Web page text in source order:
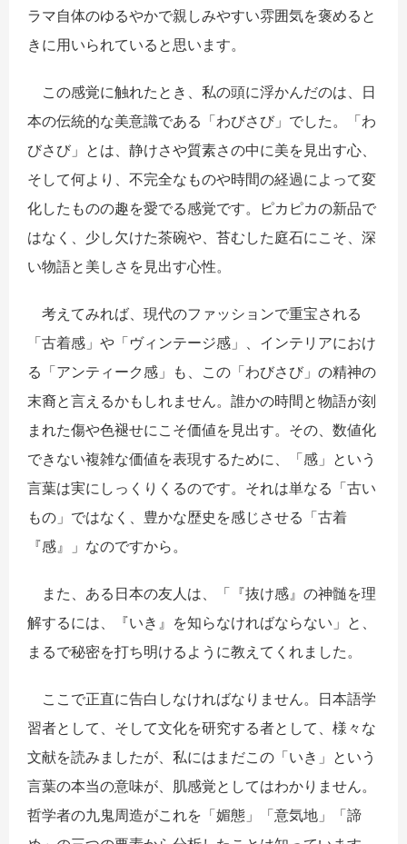
ラマ自体のゆるやかで親しみやすい雰囲気を褒めると
きに用いられていると思います。
この感覚に触れたとき、私の頭に浮かんだのは、日
本の伝統的な美意識である「わびさび」でした。「わ
びさび」とは、静けさや質素さの中に美を見出す心、
そして何より、不完全なものや時間の経過によって変
化したものの趣を愛でる感覚です。ピカピカの新品で
はなく、少し欠けた茶碗や、苔むした庭石にこそ、深
い物語と美しさを見出す心性。
考えてみれば、現代のファッションで重宝される
「古着感」や「ヴィンテージ感」、インテリアにおけ
る「アンティーク感」も、この「わびさび」の精神の
末裔と言えるかもしれません。誰かの時間と物語が刻
まれた傷や色褪せにこそ価値を見出す。その、数値化
できない複雑な価値を表現するために、「感」という
言葉は実にしっくりくるのです。それは単なる「古い
もの」ではなく、豊かな歴史を感じさせる「古着
『感』」なのですから。
また、ある日本の友人は、「『抜け感』の神髄を理
解するには、『いき』を知らなければならない」と、
まるで秘密を打ち明けるように教えてくれました。
ここで正直に告白しなければなりません。日本語学
習者として、そして文化を研究する者として、様々な
文献を読みましたが、私にはまだこの「いき」という
言葉の本当の意味が、肌感覚としてはわかりません。
哲学者の九鬼周造がこれを「媚態」「意気地」「諦